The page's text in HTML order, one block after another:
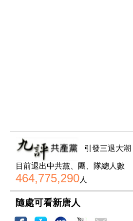
引發三退大潮
目前退出中共黨、團、隊總人數
464,775,290人
隨處可看新唐人